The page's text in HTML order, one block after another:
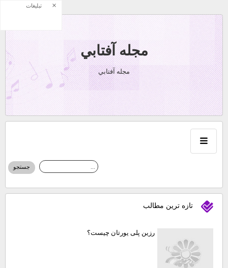
مجله آفتابي
مجله آفتابي
تازه ترين مطالب
رزین پلی یورتان چیست؟
تبلیغات ×